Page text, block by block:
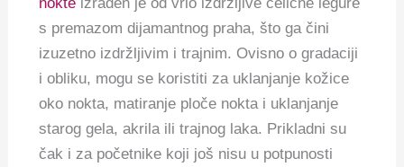
nokte izrađen je od vrlo izdržljive čelične legure
s premazom dijamantnog praha, što ga čini
izuzetno izdržljivim i trajnim. Ovisno o gradaciji
i obliku, mogu se koristiti za uklanjanje kožice
oko nokta, matiranje ploče nokta i uklanjanje
starog gela, akrila ili trajnog laka. Prikladni su
čak i za početnike koji još nisu u potpunosti